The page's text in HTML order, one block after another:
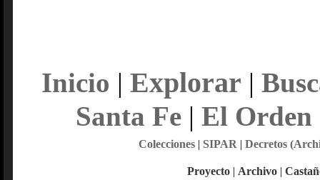
Inicio | Explorar |
Santa Fe| El Orden
Colecciones| SIPAR | Decretos
Proyecto | Archivo |